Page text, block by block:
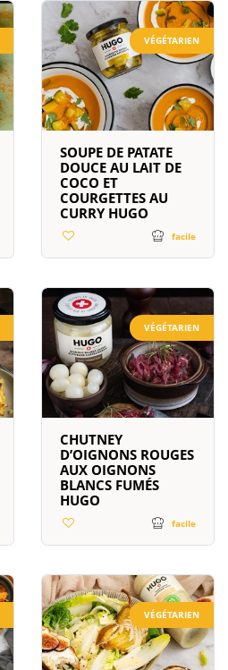
VÉGÉTARIEN
SOUPE DE PATATE
DOUCE AU LAIT DE
COCO ET
COURGETTES AU
CURRY HUGO
facile
VÉGÉTARIEN
CHUTNEY
D’OIGNONS ROUGES
AUX OIGNONS
BLANCS FUMÉS
HUGO
facile
VÉGÉTARIEN